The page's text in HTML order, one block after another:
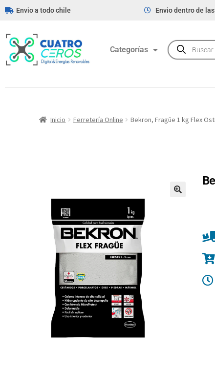
Envio a todo chile Envio dentro de
Categorías
Inicio Ferretería Online Bekron, Fragüe 1 kg Flex